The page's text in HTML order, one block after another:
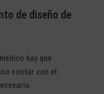
de diseño de
hay que
contar con el